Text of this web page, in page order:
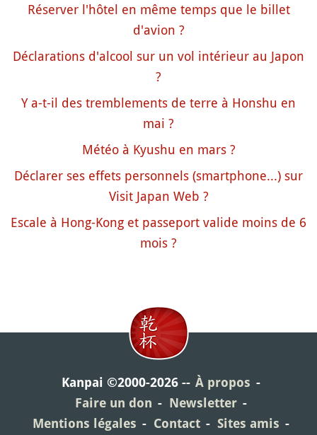
Réserver l'hôtel en même temps que le billet
d'avion ?
Déclarations d'alcool sur un vol intérieur au Japon
?
Y a-t-il des tremblements de terre à Honshu en
mai ?
Météo à Kyushu en mars ?
Déclarer ses effets personnels (smartphone...) sur
Visit Japan Web ?
Escale à Hong-Kong et passeport valide moins de 6
mois ?
Kanpai ©2000-2026
À propos
Faire un don
Newsletter
Mentions légales
Contact Sites amis